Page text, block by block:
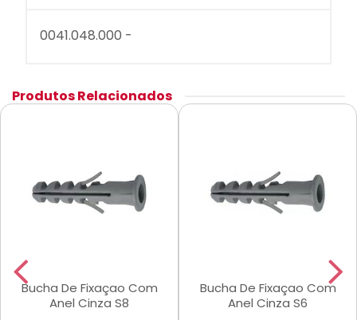
0041.048.000 -
Produtos Relacionados
Bucha De Fixaçao Com
Anel Cinza S8
Bucha De Fixaçao Com
Anel Cinza S6